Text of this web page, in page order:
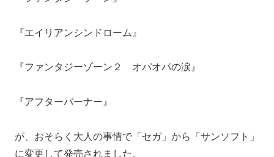
『エイリアンシンドローム』
『ファンタジーゾーン２ オパオパの涙』
『アフターバーナー』
が、おそらく大人の事情で「セガ」から「サンソフト」
に変更して発売されました。